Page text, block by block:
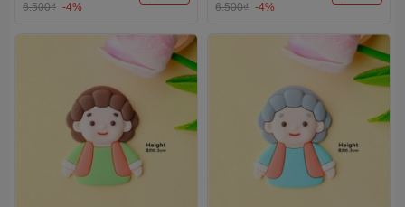
6.500₫ -4% 6.500₫ -4%